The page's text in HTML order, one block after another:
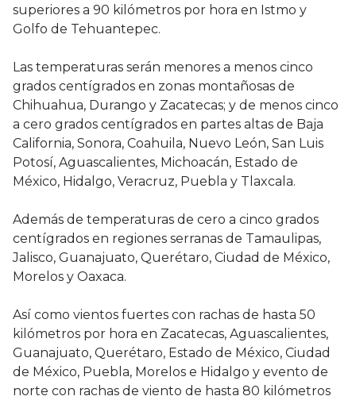
superiores a 90 kilómetros por hora en Istmo y
Golfo de Tehuantepec.
Las temperaturas serán menores a menos cinco
grados centígrados en zonas montañosas de
Chihuahua, Durango y Zacatecas; y de menos cinco
a cero grados centígrados en partes altas de Baja
California, Sonora, Coahuila, Nuevo León, San Luis
Potosí, Aguascalientes, Michoacán, Estado de
México, Hidalgo, Veracruz, Puebla y Tlaxcala.
Además de temperaturas de cero a cinco grados
centígrados en regiones serranas de Tamaulipas,
Jalisco, Guanajuato, Querétaro, Ciudad de México,
Morelos y Oaxaca.
Así como vientos fuertes con rachas de hasta 50
kilómetros por hora en Zacatecas, Aguascalientes,
Guanajuato, Querétaro, Estado de México, Ciudad
de México, Puebla, Morelos e Hidalgo y evento de
norte con rachas de viento de hasta 80 kilómetros